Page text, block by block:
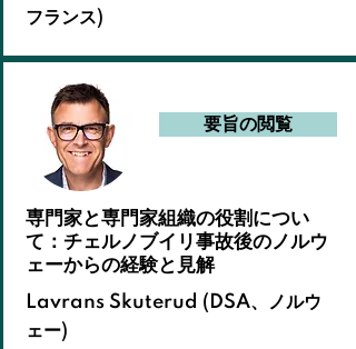
フランス)
要旨の閲覧
専門家と専門家組織の役割につい
て：チェルノブイリ事故後のノルウ
ェーからの経験と見解
Lavrans Skuterud (DSA、ノルウ
ェー)